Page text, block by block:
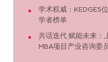
学术权威：KEDGE5
学者榜单
共话迭代 赋能未来：
MBA项目产业咨询委